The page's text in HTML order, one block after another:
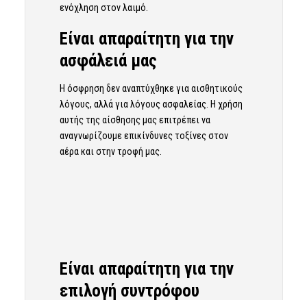
ενόχληση στον λαιμό.
Είναι απαραίτητη για την
ασφάλειά μας
Η όσφρηση δεν αναπτύχθηκε για αισθητικούς
λόγους, αλλά για λόγους ασφαλείας. Η χρήση
αυτής της αίσθησης μας επιτρέπει να
αναγνωρίζουμε επικίνδυνες τοξίνες στον
αέρα και στην τροφή μας.
Είναι απαραίτητη για την
επιλογή συντρόφου